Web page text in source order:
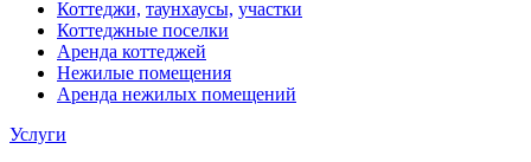
Коттеджи, таунхаусы, участки
Коттеджные поселки
Аренда коттеджей
Нежилые помещения
Аренда нежилых помещений
Услуги